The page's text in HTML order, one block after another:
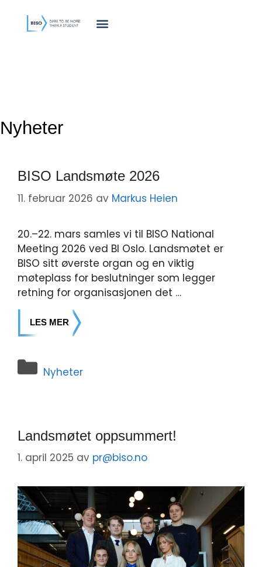
innholdet
Nyheter
BISO Landsmøte 2026
11. februar 2026 av Markus Heien
20.–22. mars samles vi til BISO National
Meeting 2026 ved BI Oslo. Landsmøtet er
BISO sitt øverste organ og en viktig
møteplass for beslutninger som legger
retning for organisasjonen det …
LES MER
Nyheter
Landsmøtet oppsummert!
1. april 2025 av pr@biso.no